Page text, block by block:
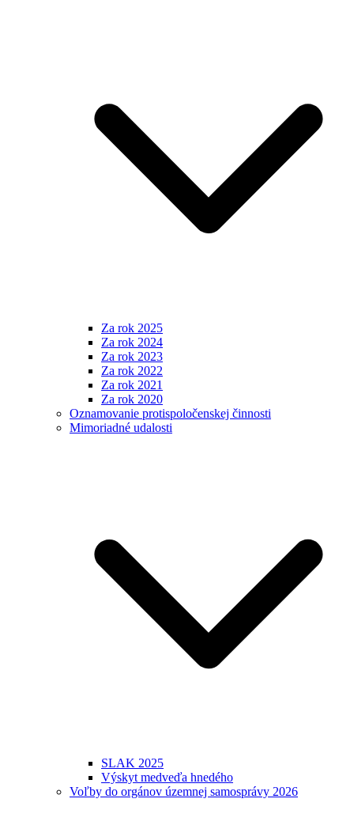
Za rok 2025
Za rok 2024
Za rok 2023
Za rok 2022
Za rok 2021
Za rok 2020
Oznamovanie protispoločenskej činnosti
Mimoriadné udalosti
SLAK 2025
Výskyt medveďa hnedého
Voľby do orgánov územnej samosprávy 2026